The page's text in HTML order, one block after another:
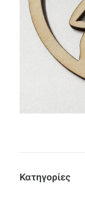
Κατηγορίες